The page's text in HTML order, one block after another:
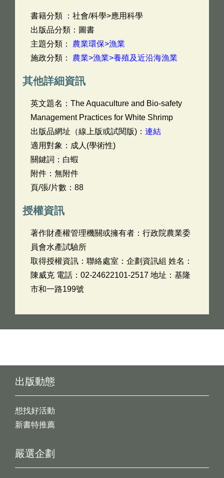
書籍分類 ：社會/科學>應用科學
出版品分類：圖書
主題分類： 農業環保>漁業
施政分類： 農業>漁業>養殖及近沿海漁業
其他詳細資訊
英文題名： The Aquaculture and Bio-safety
Management Practices for White Shrimp
出版品網址（線上版或試閱版)： 連結
適用對象：成人(學術性)
關鍵詞：白蝦
附件：無附件
頁/張/片數：88
授權資訊
著作財產權管理機關或擁有者：行政院農業委
員會水產試驗所
取得授權資訊：聯絡處室：企劃資訊組 姓名：
陳威克 電話：02-24622101-2517 地址：基隆
市和一路199號
出版動態
想找好活動
新書特推薦
嚴選企劃